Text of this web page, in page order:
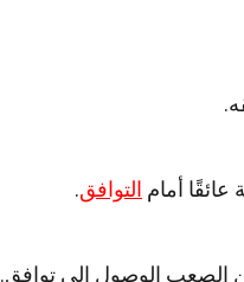
عائقًا أمام التوافق.
الصعب الوصول إلى توافق.